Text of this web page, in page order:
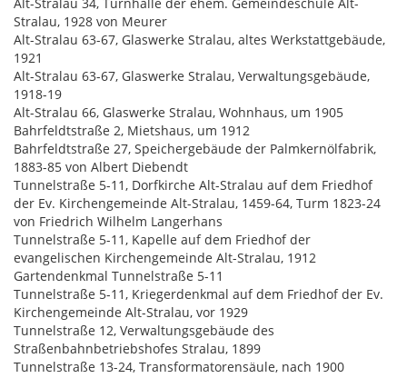
Stralau, 1928 von Meurer
Alt-Stralau 63-67, Glaswerke Stralau, altes Werkstattgebäude,
1921
Alt-Stralau 63-67, Glaswerke Stralau, Verwaltungsgebäude,
1918-19
Alt-Stralau 66, Glaswerke Stralau, Wohnhaus, um 1905
Bahrfeldtstraße 2, Mietshaus, um 1912
Bahrfeldtstraße 27, Speichergebäude der Palmkernölfabrik,
1883-85 von Albert Diebendt
Tunnelstraße 5-11, Dorfkirche Alt-Stralau auf dem Friedhof
der Ev. Kirchengemeinde Alt-Stralau, 1459-64, Turm 1823-24
von Friedrich Wilhelm Langerhans
Tunnelstraße 5-11, Kapelle auf dem Friedhof der
evangelischen Kirchengemeinde Alt-Stralau, 1912
Gartendenkmal Tunnelstraße 5-11
Tunnelstraße 5-11, Kriegerdenkmal auf dem Friedhof der Ev.
Kirchengemeinde Alt-Stralau, vor 1929
Tunnelstraße 12, Verwaltungsgebäude des
Straßenbahnbetriebshofes Stralau, 1899
Tunnelstraße 13-24, Transformatorensäule, nach 1900